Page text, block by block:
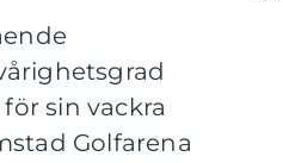
sin vackra
Golfarena